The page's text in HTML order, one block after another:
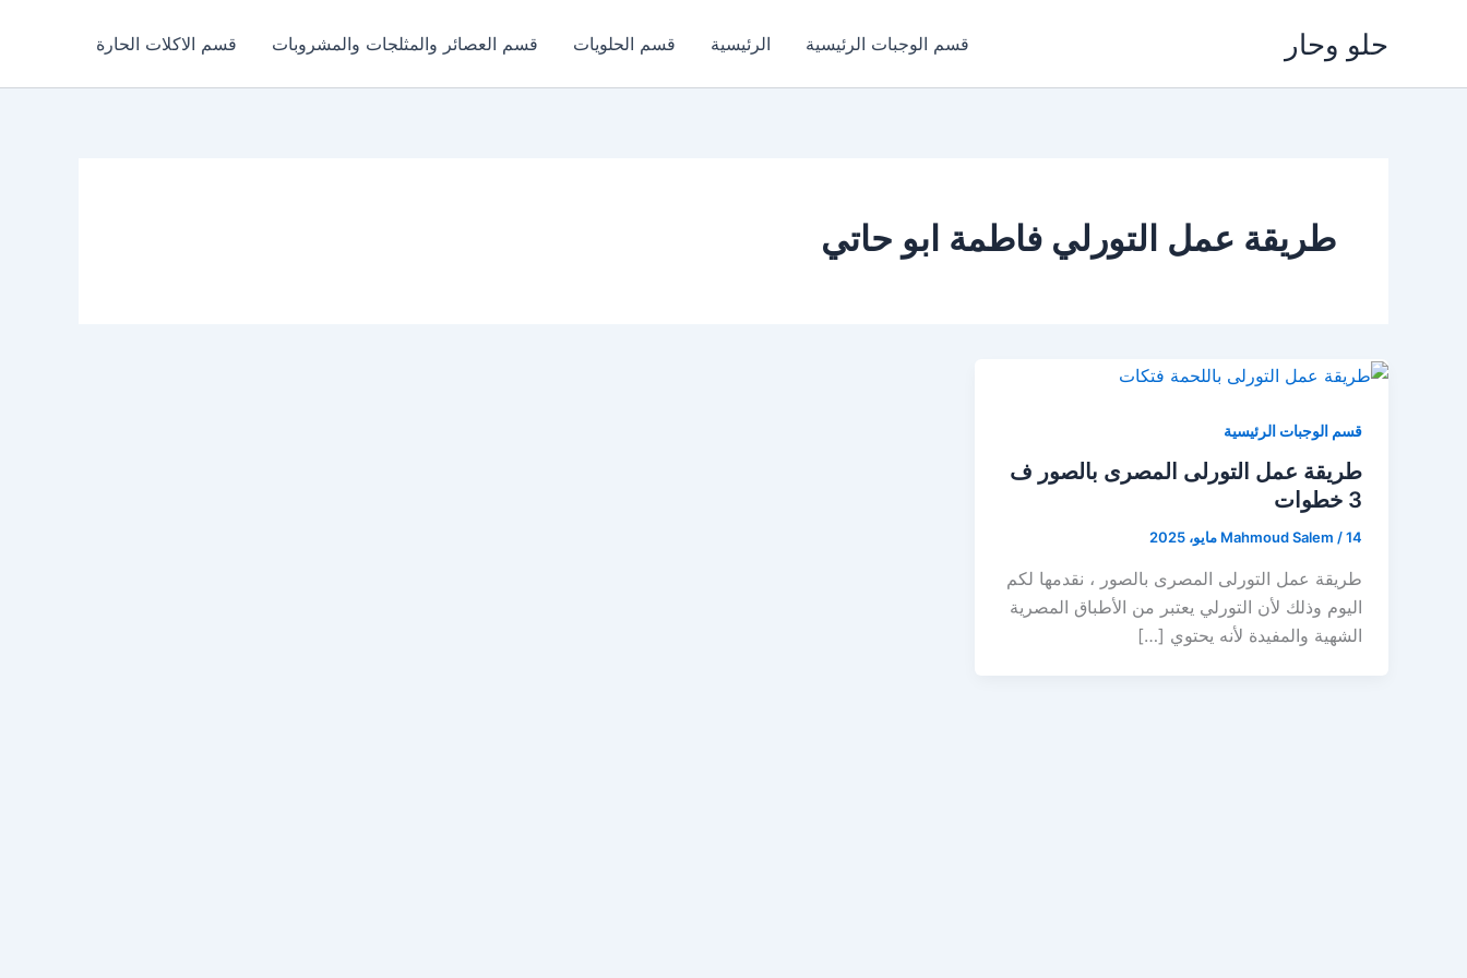
حلو وحار قسم الوجبات الرئيسية الرئيسية قسم الحلويات قسم العصائر والمثلجات والمشروبات قسم الاكلات الحارة
طريقة عمل التورلي فاطمة ابو حاتي
قسم الوجبات الرئيسية
طريقة عمل التورلى المصرى بالصور ف
3 خطوات
Mahmoud Salem /14 مايو، 2025
طريقة عمل التورلى المصرى بالصور ، نقدمها لكم
اليوم وذلك لأن التورلي يعتبر من الأطباق المصرية
الشهية والمفيدة لأنه يحتوي […]